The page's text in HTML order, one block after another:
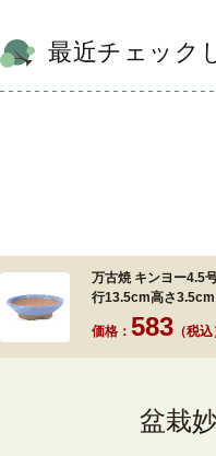
最近チェック
万古焼 キンヨー4.5
行13.5cm高さ3.5cm
価格： 583 （税込
盆栽